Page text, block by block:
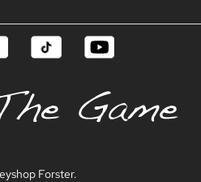
Forster.